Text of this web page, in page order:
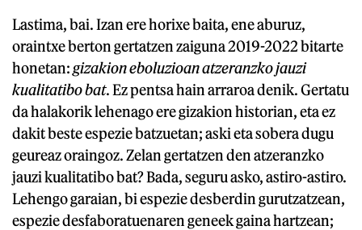
Lastima, bai. Izan ere horixe baita, ene aburuz,
oraintxe berton gertatzen zaiguna 2019-2022 bitarte
honetan:gizakion eboluzioan atzeranzko jauzi
kualitatibo bat. Ez pentsa hain arraroa denik. Gertatu
da halakorik lehenago ere gizakion historian, eta ez
dakit beste espezie batzuetan; aski eta sobera dugu
geureaz oraingoz. Zelan gertatzen den atzeranzko
jauzi kualitatibo bat? Bada, seguru asko, astiro-astiro.
Lehengo garaian, bi espezie desberdin gurutzatzean,
espezie desfaboratuenaren geneek gaina hartzean;